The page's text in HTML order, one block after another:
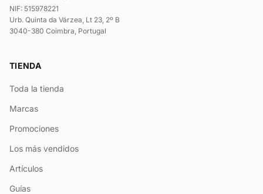
NIF: 515978221
Urb. Quinta da Várzea, Lt 23, 2º B
3040-380 Coimbra, Portugal
TIENDA
Toda la tienda
Marcas
Promociones
Los más vendidos
Artículos
Guías